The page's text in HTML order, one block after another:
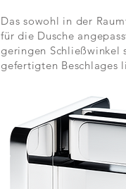
Das sowohl in der
für die Dusche
geringen Schließwinkel
gefertigten Beschlages